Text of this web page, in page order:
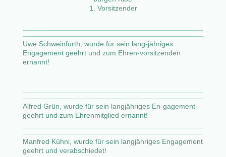
1. Vorsitzender
Uwe Schweinfurth, wurde für sein lang-jähriges
Engagement geehrt und zum Ehren-vorsitzenden
ernannt!
Alfred Grün, wurde für sein langjähriges En-gagement
geehrt und zum Ehrenmitglied ernannt!
Manfred Kühni, wurde für sein langjähriges Engagement
geehrt und verabschiedet!